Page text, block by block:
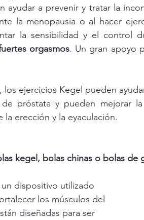
ayudar a prevenir y tratar la
la menopausia o al hacer
orgasmos. Un gran apoyo
los ejercicios Kegel pueden
próstata y pueden mejorar
la erección y la eyaculación.
kegel, bolas chinas o bolas de
dispositivo utilizado
los músculos del
diseñadas para ser